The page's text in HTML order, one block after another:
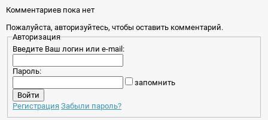
Комментариев пока нет
Пожалуйста, авторизуйтесь, чтобы оставить комментарий.
Авторизация
Введите Ваш логин или e-mail:
Пароль:
запомнить
Регистрация Забыли пароль?